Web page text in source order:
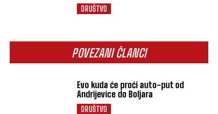
DRUŠTVO
POVEZANI ČLANCI
Evo kuda će proći auto-put od
Andrijevice do Boljara
DRUŠTVO